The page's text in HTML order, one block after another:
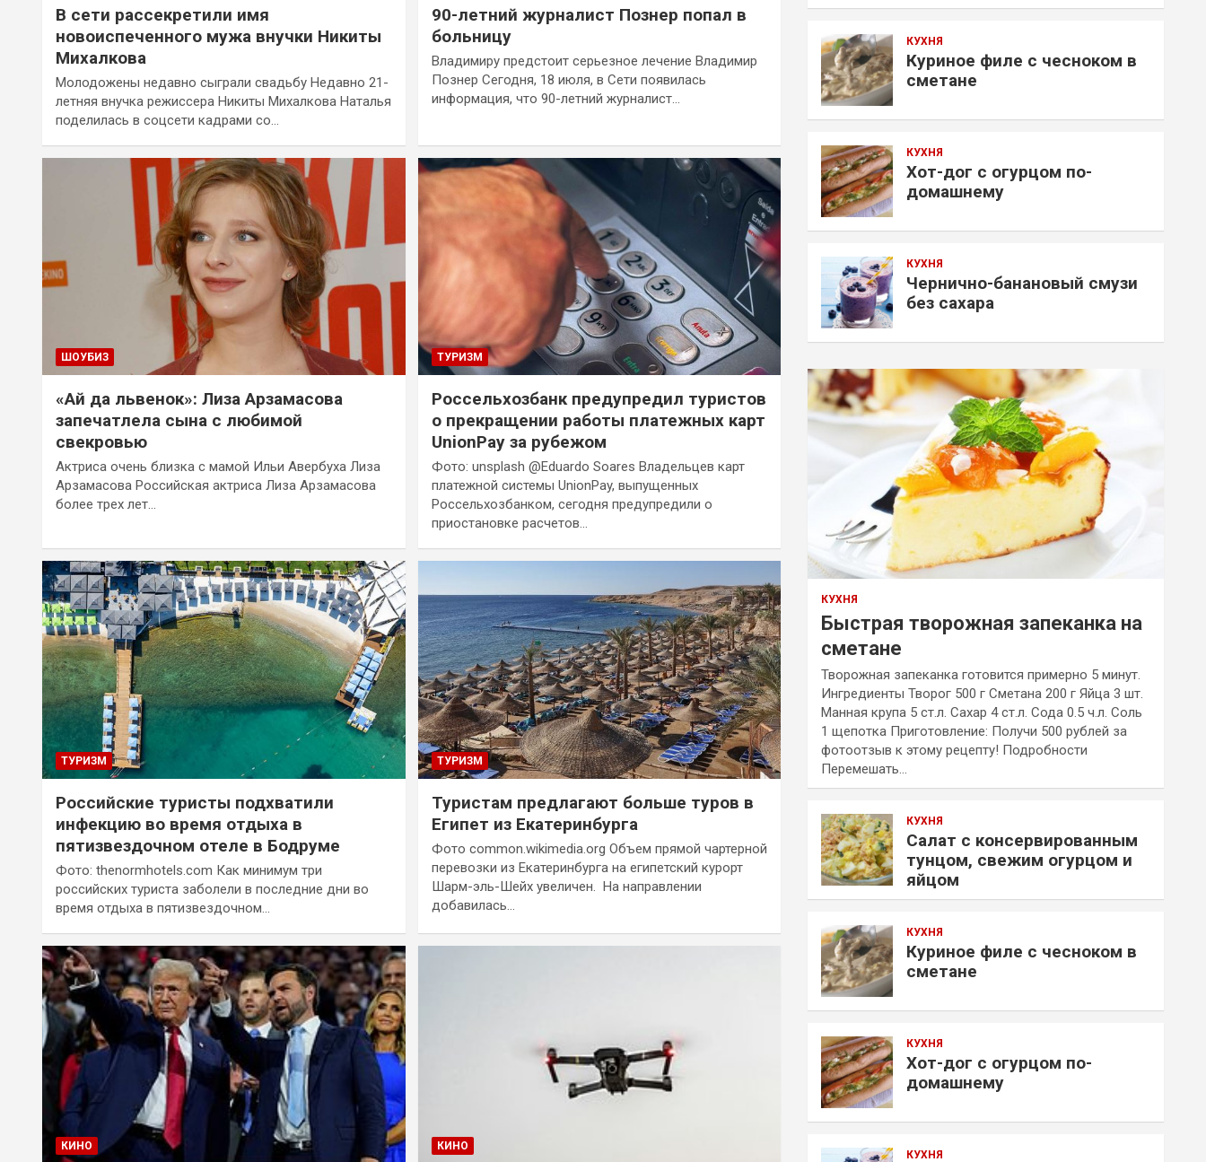
В сети рассекретили имя
новоиспеченного мужа внучки Никиты
Михалкова
Молодожены недавно сыграли свадьбу Недавно 21-
летняя внучка режиссера Никиты Михалкова Наталья
поделилась в соцсети кадрами со…
90-летний журналист Познер попал в
больницу
Владимиру предстоит серьезное лечение Владимир
Познер Сегодня, 18 июля, в Сети появилась
информация, что 90-летний журналист…
ШОУБИЗ
«Ай да львенок»: Лиза Арзамасова
запечатлела сына с любимой
свекровью
Актриса очень близка с мамой Ильи Авербуха Лиза
Арзамасова Российская актриса Лиза Арзамасова
более трех лет…
ТУРИЗМ
Россельхозбанк предупредил туристов
о прекращении работы платежных карт
UnionPay за рубежом
Фото: unsplash @Eduardo Soares Владельцев карт
платежной системы UnionPay, выпущенных
Россельхозбанком, сегодня предупредили о
приостановке расчетов…
ТУРИЗМ
Российские туристы подхватили
инфекцию во время отдыха в
пятизвездочном отеле в Бодруме
Фото: thenormhotels.com Как минимум три
российских туриста заболели в последние дни во
время отдыха в пятизвездочном…
ТУРИЗМ
Туристам предлагают больше туров в
Египет из Екатеринбурга
Фото common.wikimedia.org Объем прямой чартерной
перевозки из Екатеринбурга на египетский курорт
Шарм-эль-Шейх увеличен. На направлении
добавилась…
КИНО КИНО
КУХНЯ
Куриное филе с чесноком в
сметане
КУХНЯ
Хот-дог с огурцом по-
домашнему
КУХНЯ
Чернично-банановый смузи
без сахара
КУХНЯ
Быстрая творожная запеканка на
сметане
Творожная запеканка готовится примерно 5 минут.
Ингредиенты Творог 500 г Сметана 200 г Яйца 3 шт.
Манная крупа 5 ст.л. Сахар 4 ст.л. Сода 0.5 ч.л. Соль
1 щепотка Приготовление: Получи 500 рублей за
фотоотзыв к этому рецепту! Подробности
Перемешать…
КУХНЯ
Салат с консервированным
тунцом, свежим огурцом и
яйцом
КУХНЯ
Куриное филе с чесноком в
сметане
КУХНЯ
Хот-дог с огурцом по-
домашнему
КУХНЯ